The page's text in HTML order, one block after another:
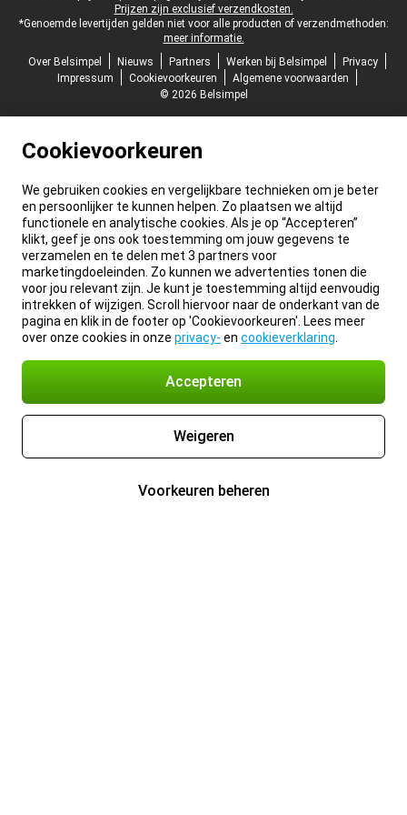
Prijzen zijn exclusief verzendkosten.
*Genoemde levertijden gelden niet voor alle producten of verzendmethoden:
meer informatie.
Over Belsimpel
Nieuws Partners Werken bij Belsimpel
Privacy
Impressum
Cookievoorkeuren
Algemene voorwaarden
© 2026 Belsimpel
Cookievoorkeuren
We gebruiken cookies en vergelijkbare technieken om je beter
en persoonlijker te kunnen helpen. Zo plaatsen we altijd
functionele en analytische cookies. Als je op “Accepteren”
klikt, geef je ons ook toestemming om jouw gegevens te
verzamelen en te delen met 3 partners voor
marketingdoeleinden. Zo kunnen we advertenties tonen die
voor jou relevant zijn. Je kunt je toestemming altijd eenvoudig
intrekken of wijzigen. Scroll hiervoor naar de onderkant van de
pagina en klik in de footer op 'Cookievoorkeuren'. Lees meer
over onze cookies in onze privacy- en cookieverklaring
Accepteren
Weigeren
Voorkeuren beheren